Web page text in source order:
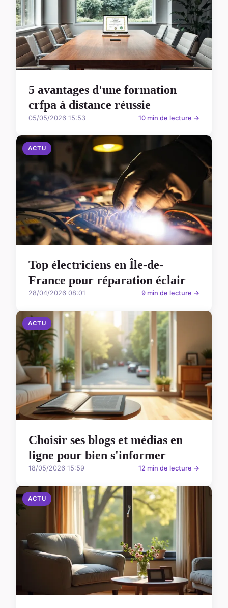
5 avantages d'une formation
crfpa à distance réussie
05/05/2026 15:53 10 min de lecture →
ACTU
Top électriciens en Île-de-
France pour réparation éclair
28/04/2026 08:01 9 min de lecture →
ACTU
Choisir ses blogs et médias en
ligne pour bien s'informer
18/05/2026 15:59 12 min de lecture →
ACTU